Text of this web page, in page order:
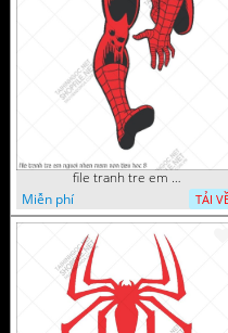
file tranh tre em nguoi nhen mam non tieu hoc 8
Miễn phí
TẢI